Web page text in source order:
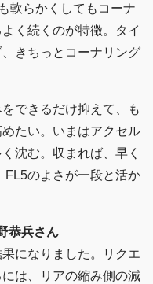
軟らかくしてもコーナ
く続くのが特徴。タイ
きちっとコーナリング
できるだけ抑えて、も
たい。いまはアクセル
沈む。収まれば、早く
FL5のよさが一段と活か
恭兵さん
になりました。リクエ
は、リアの縮み側の減